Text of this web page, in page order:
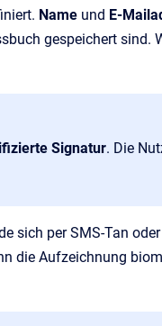
Name und E-
gespeichert sind.
Signatur. Die
sich per SMS-Tan
die Aufzeichnung